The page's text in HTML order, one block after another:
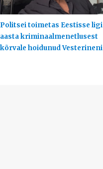
Politsei toimetas Eestisse ligi
aasta kriminaalmenetlusest
kõrvale hoidunud Vesterineni